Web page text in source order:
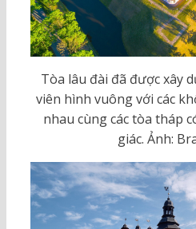
Tòa lâu đài đã được xây
viên hình vuông với các
nhau cùng các tòa tháp
giác. Ảnh: